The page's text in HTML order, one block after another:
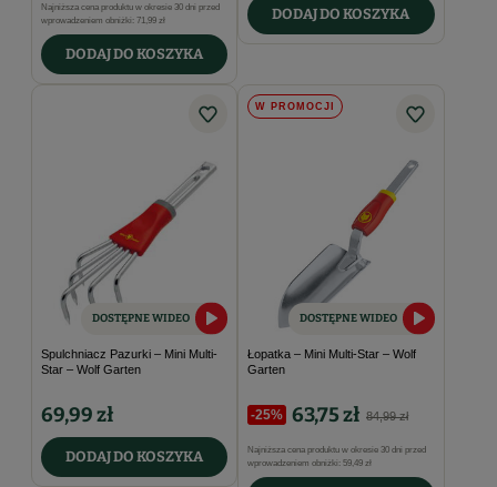
Najniższa cena produktu w okresie 30 dni przed
wprowadzeniem obniżki: 71,99 zł
DODAJ DO KOSZYKA
DODAJ DO KOSZYKA
DOSTĘPNE WIDEO
Spulchniacz Pazurki – Mini Multi-
Star – Wolf Garten
69,99 zł
DODAJ DO KOSZYKA
W PROMOCJI
DOSTĘPNE WIDEO
Łopatka – Mini Multi-Star – Wolf
Garten
84,99 zł
-25% 63,75 zł
Najniższa cena produktu w okresie 30 dni przed
wprowadzeniem obniżki: 59,49 zł